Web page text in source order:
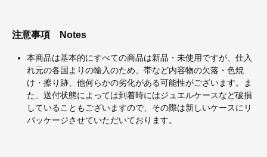
注意事項 Notes
本商品は基本的にすべての商品は新品・未使用ですが、仕入
れ元の各国よりの輸入のため、帯など内容物の欠落・色焼
け・擦り跡、他何らかの劣化がある可能性がございます。ま
た、送付状態によっては到着時にはジュエルケースなど破損
していることもございますので、その際は新しいケースにリ
パッケージさせていただいております。